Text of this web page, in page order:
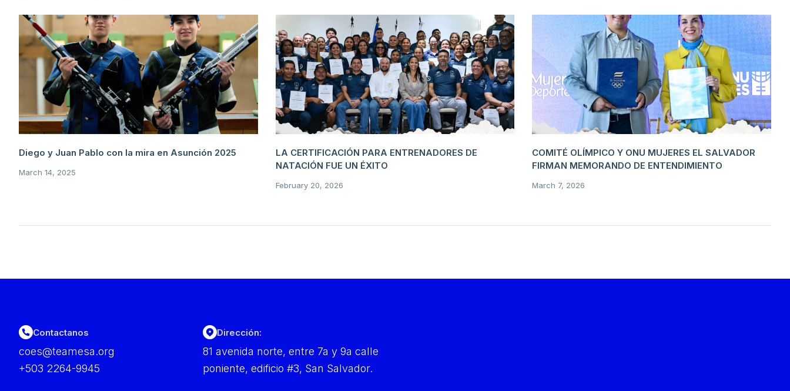
Diego y Juan Pablo con la mira en Asunción 2025
March 14, 2025
LA CERTIFICACIÓN PARA ENTRENADORES DE
NATACIÓN FUE UN ÉXITO
February 20, 2026
COMITÉ OLÍMPICO Y ONU MUJERES EL SALVADOR
FIRMAN MEMORANDO DE ENTENDIMIENTO
March 7, 2026
Contactanos
coes@teamesa.org
+503 2264-9945
Dirección:
81 avenida norte, entre 7a y 9a calle
poniente, edificio #3, San Salvador.